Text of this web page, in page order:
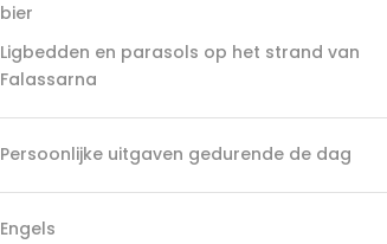
bier
Ligbedden en parasols op het strand van
Falassarna
Persoonlijke uitgaven gedurende de dag
Engels